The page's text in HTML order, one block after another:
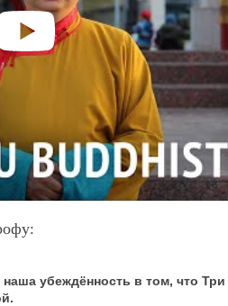
убеждённость в том, что Три